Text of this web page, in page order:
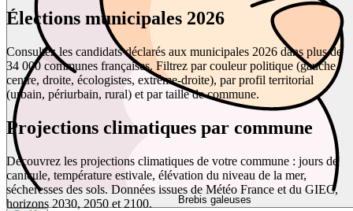
Brebis galeuses
Élections municipales 2026
Consultez les candidats déclarés aux municipales 2026 dans plus de
34 000 communes françaises. Filtrez par couleur politique (gauche,
centre, droite, écologistes, extrême-droite), par profil territorial
(urbain, périurbain, rural) et par taille de commune.
Projections climatiques par commune
Découvrez les projections climatiques de votre commune : jours de
canicule, température estivale, élévation du niveau de la mer,
sécheresses des sols. Données issues de Météo France et du GIEC,
horizons 2030, 2050 et 2100.